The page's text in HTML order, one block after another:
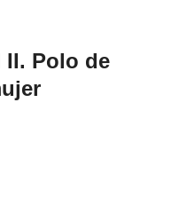
II. Polo de